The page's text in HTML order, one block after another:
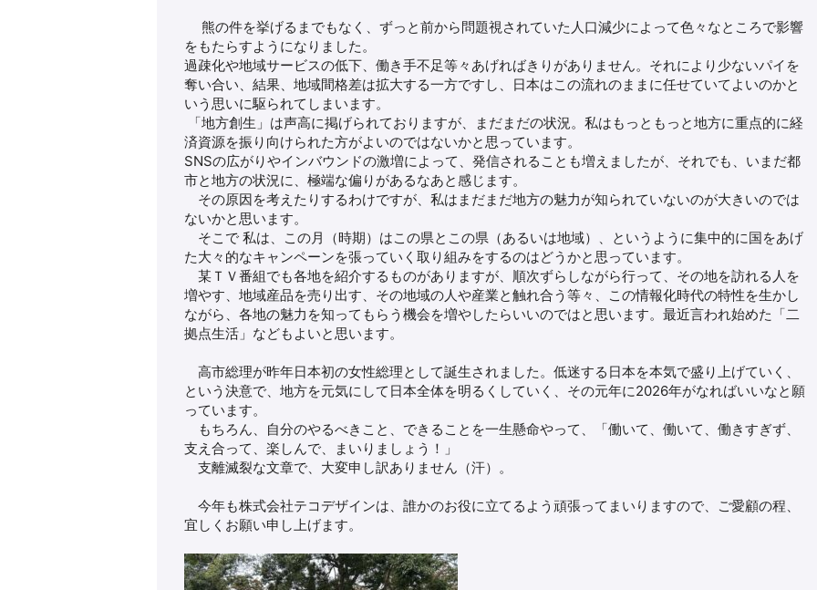
熊の件を挙げるまでもなく、ずっと前から問題視されていた人口減少によって色々なところで影響
をもたらすようになりました。
過疎化や地域サービスの低下、働き手不足等々あげればきりがありません。それにより少ないパイを
奪い合い、結果、地域間格差は拡大する一方ですし、日本はこの流れのままに任せていてよいのかと
いう思いに駆られてしまいます。
「地方創生」は声高に掲げられておりますが、まだまだの状況。私はもっともっと地方に重点的に経
済資源を振り向けられた方がよいのではないかと思っています。
SNSの広がりやインバウンドの激増によって、発信されることも増えましたが、それでも、いまだ都
市と地方の状況に、極端な偏りがあるなあと感じます。
その原因を考えたりするわけですが、私はまだまだ地方の魅力が知られていないのが大きいのでは
ないかと思います。
そこで 私は、この月（時期）はこの県とこの県（あるいは地域）、というように集中的に国をあげ
た大々的なキャンペーンを張っていく取り組みをするのはどうかと思っています。
某ＴＶ番組でも各地を紹介するものがありますが、順次ずらしながら行って、その地を訪れる人を
増やす、地域産品を売り出す、その地域の人や産業と触れ合う等々、この情報化時代の特性を生かし
ながら、各地の魅力を知ってもらう機会を増やしたらいいのではと思います。最近言われ始めた「二
拠点生活」などもよいと思います。
高市総理が昨年日本初の女性総理として誕生されました。低迷する日本を本気で盛り上げていく、
という決意で、地方を元気にして日本全体を明るくしていく、その元年に2026年がなればいいなと願
っています。
もちろん、自分のやるべきこと、できることを一生懸命やって、「働いて、働いて、働きすぎず、
支え合って、楽しんで、まいりましょう！」
支離滅裂な文章で、大変申し訳ありません（汗）。
今年も株式会社テコデザインは、誰かのお役に立てるよう頑張ってまいりますので、ご愛顧の程、
宜しくお願い申し上げます。